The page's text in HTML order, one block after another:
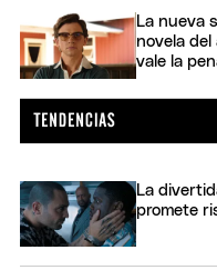
La nueva
novela
vale la
La
promete